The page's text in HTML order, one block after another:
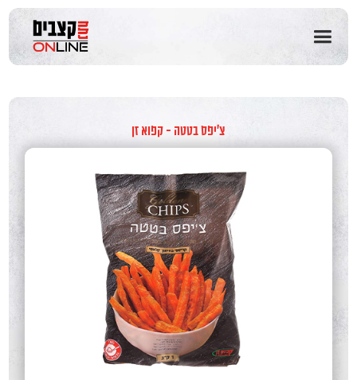
שִׂים
בְּאֲתָר
זֶה
נָגִישׁ
לִנְגִישׁוּת
צ'יפס בטטה - קפוא זן